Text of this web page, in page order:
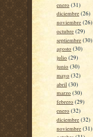
enero (31)
diciembre (26)
noviembre (26)
octubre (29)
septiembre (30)
agosto (30)
julio (29)
junio (30)
mayo (32)
abril (30)
marzo (30)
febrero (29)
enero (32)
diciembre (32)
noviembre (31)